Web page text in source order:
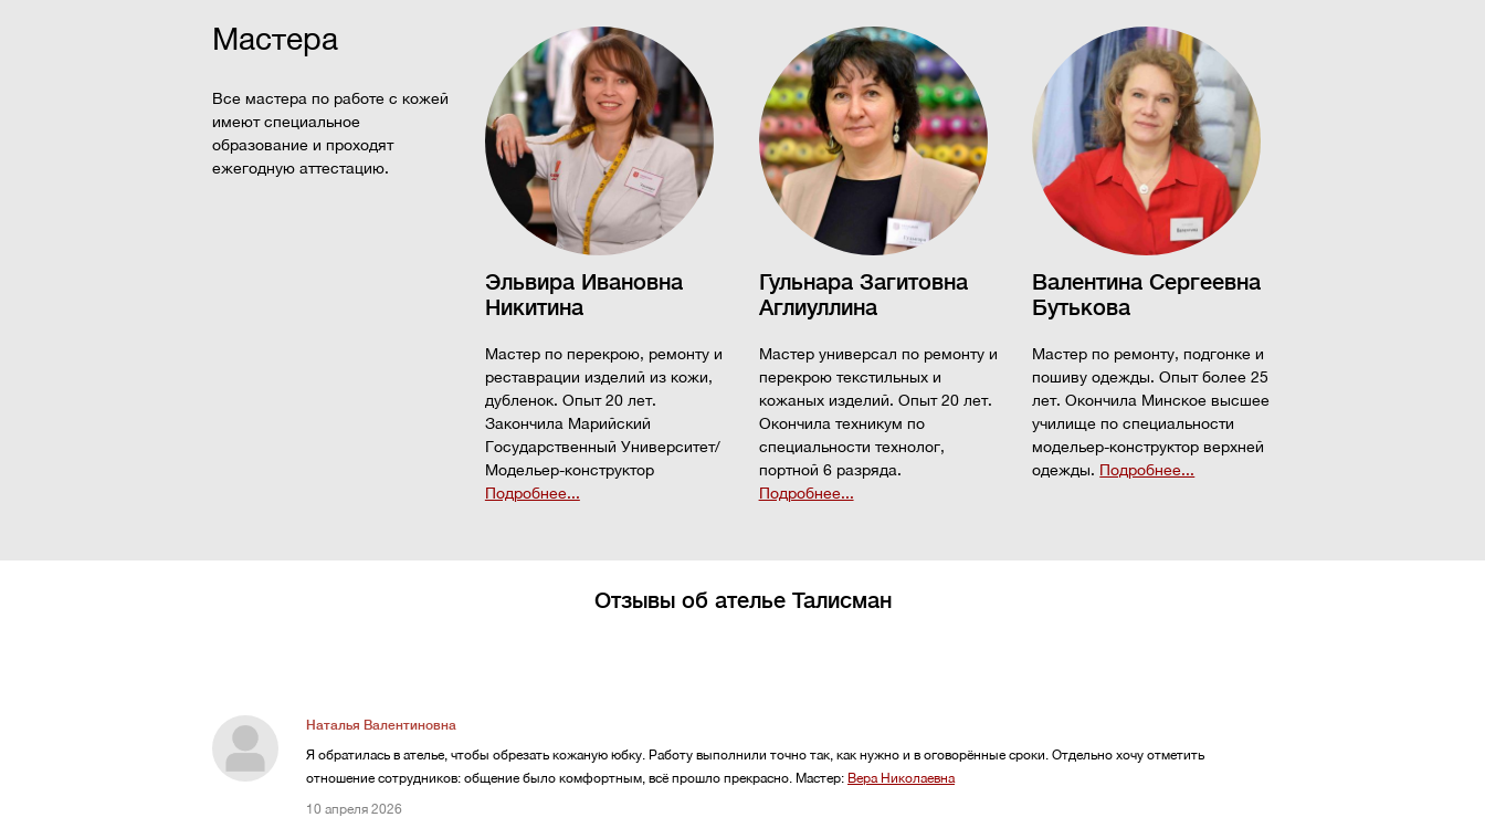
Мастера
Все мастера по работе с кожей
имеют специальное
образование и проходят
ежегодную аттестацию.
Эльвира Ивановна
Никитина
Мастер по перекрою, ремонту и
реставрации изделий из кожи,
дубленок. Опыт 20 лет.
Закончила Марийский
Государственный Университет/
Модельер-конструктор
Подробнее...
Гульнара Загитовна
Аглиуллина
Мастер универсал по ремонту и
перекрою текстильных и
кожаных изделий. Опыт 20 лет.
Окончила техникум по
специальности технолог,
портной 6 разряда.
Подробнее...
Валентина Сергеевна
Бутькова
Мастер по ремонту, подгонке и
пошиву одежды. Опыт более 25
лет. Окончила Минское высшее
училище по специальности
модельер-конструктор верхней
одежды. Подробнее...
Отзывы об ателье Талисман
Наталья Валентиновна
Я обратилась в ателье, чтобы обрезать кожаную юбку. Работу выполнили точно так, как нужно и в оговорённые сроки. Отдельно хочу отметить
отношение сотрудников: общение было комфортным, всё прошло прекрасно. Мастер: Вера Николаевна
10 апреля 2026